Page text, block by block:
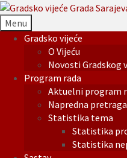
Menu
Gradsko vijeće
O Vijeću
Novosti Gradskog
Program rada
Aktuelni program
Napredna
Statistika tema
Statistika
Statistika